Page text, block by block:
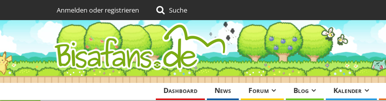
Dashboard News Forum Blog Kalender
Anmelden oder registrieren Suche